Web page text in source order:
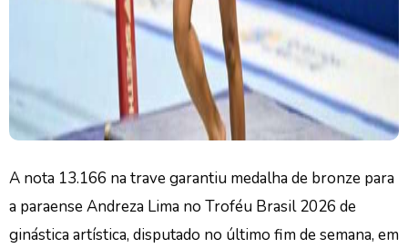
A nota 13.166 na trave garantiu medalha de bronze para
a paraense Andreza Lima no Troféu Brasil 2026 de
ginástica artística, disputado no último fim de semana, em